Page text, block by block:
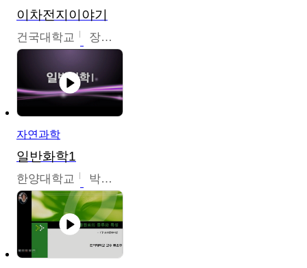
이차전지이야기
건국대학교 장호현
자연과학
일반화학1
한양대학교 박경호